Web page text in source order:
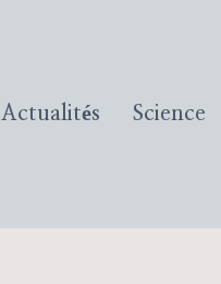
Actualités Science